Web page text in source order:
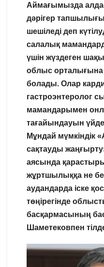
Аймағымызда
дәрігер
шешіледі деп
салалық
үшін жүздеген
облыс
болады. Олар
гастроэнтеролог
мамандарымен
тағайындауын
Мұндай мүмкіндік
сақтауды
аясында
жұртшылыққа не
аудандарда іске
төңірегінде
басқармасының
Шаметековпен